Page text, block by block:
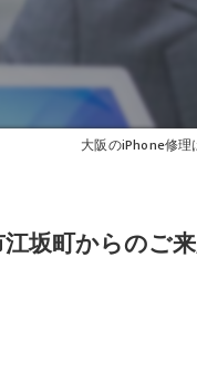
大阪のiPhone修
坂町からのご